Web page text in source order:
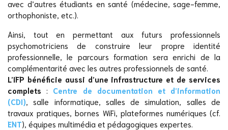
avec d’autres étudiants en santé (médecine, sage-femme,
orthophoniste, etc.).
Ainsi, tout en permettant aux futurs professionnels
psychomotriciens de construire leur propre identité
professionnelle, le parcours formation sera enrichi de la
complémentarité avec les autres professionnels de santé.
L’IFP bénéficie aussi d’une infrastructure et de services
complets : Centre de documentation et d’information
(CDI), salle informatique, salles de simulation, salles de
travaux pratiques, bornes WiFi, plateformes numériques (cf.
ENT), équipes multimédia et pédagogiques expertes.